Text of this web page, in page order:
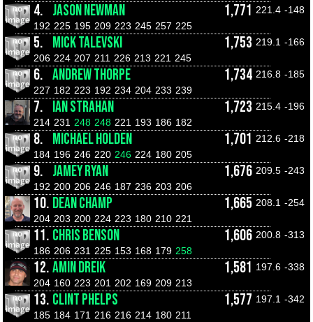
4. JASON NEWMAN 1,771 221.4 -148
192 225 195 209 223 245 257 225
5. MICK TALEVSKI 1,753 219.1 -166
206 224 207 211 226 213 221 245
6. ANDREW THORPE 1,734 216.8 -185
227 182 223 192 234 204 233 239
7. IAN STRAHAN 1,723 215.4 -196
214 231 248 248 221 193 186 182
8. MICHAEL HOLDEN 1,701 212.6 -218
184 196 246 220 246 224 180 205
9. JAMEY RYAN 1,676 209.5 -243
192 200 206 246 187 236 203 206
10. DEAN CHAMP 1,665 208.1 -254
204 203 200 224 223 180 210 221
11. CHRIS BENSON 1,606 200.8 -313
186 206 231 225 153 168 179 258
12.AMIN DREIK 1,581 197.6 -338
204 160 223 201 202 169 209 213
13. CLINT PHELPS 1,577 197.1 -342
185 184 171 216 216 214 180 211